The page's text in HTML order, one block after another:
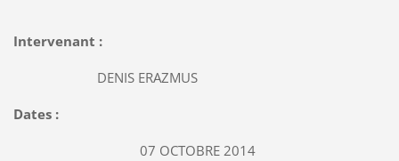
Intervenant :
DENIS ERAZMUS
Dates :
07 OCTOBRE 2014